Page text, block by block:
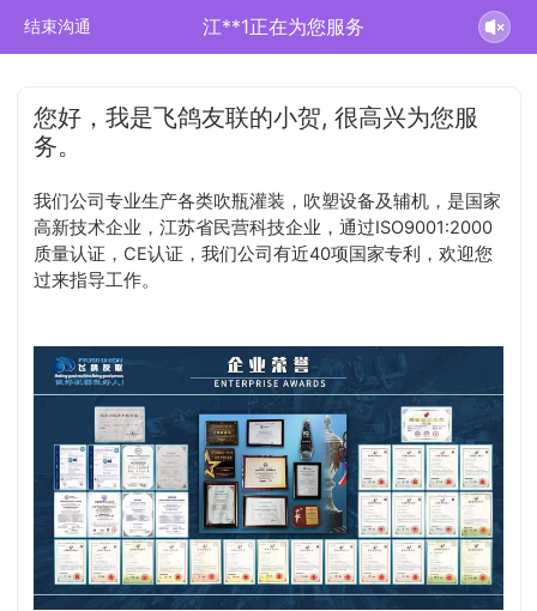
结束沟通 江**1正在为您服务
您好，我是飞鸽友联的小贺, 很高兴为您服
务。
我们公司专业生产各类吹瓶灌装，吹塑设备及辅机，是国家
高新技术企业，江苏省民营科技企业，通过ISO9001:2000
质量认证，CE认证，我们公司有近40项国家专利，欢迎您
过来指导工作。